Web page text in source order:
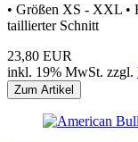
• Größen XS - XXL •
taillierter Schnitt
23,80 EUR
inkl. 19% MwSt. zzgl.
Zum Artikel